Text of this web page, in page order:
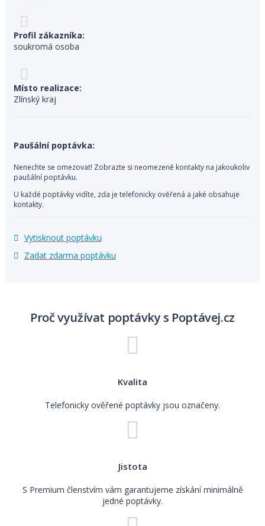
Profil zákazníka:
soukromá osoba
Místo realizace:
Zlínský kraj
Paušální poptávka:
Nenechte se omezovat! Zobrazte si neomezeně kontakty na jakoukoliv
paušální poptávku.
U každé poptávky vidíte, zda je telefonicky ověřená a jaké obsahuje
kontakty.
Vytisknout poptávku
Zadat zdarma poptávku
Proč využívat poptávky s Poptávej.cz
Kvalita
Telefonicky ověřené poptávky jsou označeny.
Jistota
S Premium členstvím vám garantujeme získání minimálně
jedné poptávky.